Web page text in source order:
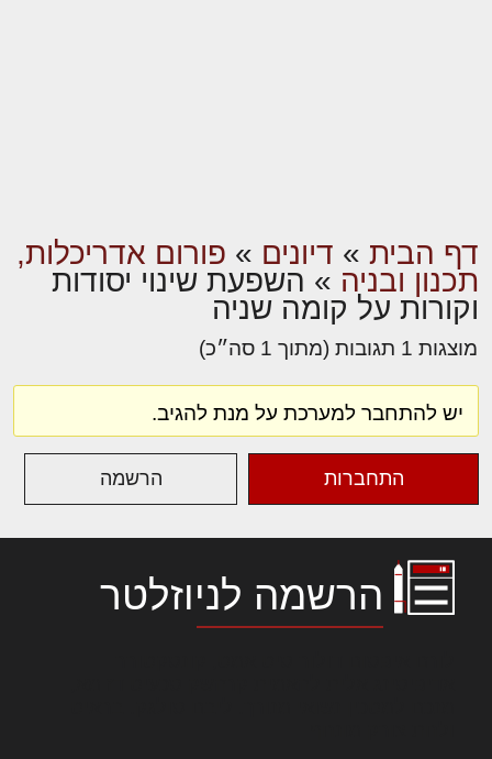
דף הבית » דיונים » פורום אדריכלות,
תכנון ובניה » השפעת שינוי יסודות
וקורות על קומה שניה
מוצגות 1 תגובות (מתוך 1 סה״כ)
יש להתחבר למערכת על מנת להגיב.
התחברות הרשמה
הרשמה לניוזלטר